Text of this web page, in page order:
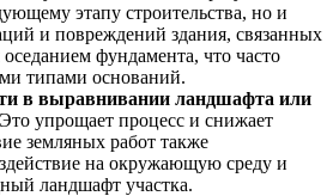
этапу строительства, но и
и повреждений здания, связанных
фундамента, что часто
типами оснований.
в выравнивании ландшафта или
Это упрощает процесс и снижает
земляных работ также
на окружающую среду и
ландшафт участка.